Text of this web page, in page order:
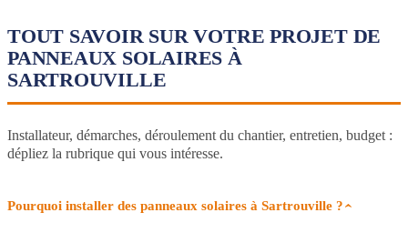
TOUT SAVOIR SUR VOTRE PROJET DE
PANNEAUX SOLAIRES À
SARTROUVILLE
Installateur, démarches, déroulement du chantier, entretien, budget :
dépliez la rubrique qui vous intéresse.
Pourquoi installer des panneaux solaires à Sartrouville ?